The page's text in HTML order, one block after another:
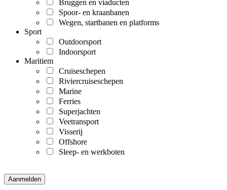
Bruggen en viaducten
Spoor- en kraanbanen
Wegen, startbanen en platforms
Sport
Outdoorsport
Indoorsport
Maritiem
Cruiseschepen
Riviercruiseschepen
Marine
Ferries
Superjachten
Veetransport
Visserij
Offshore
Sleep- en werkboten